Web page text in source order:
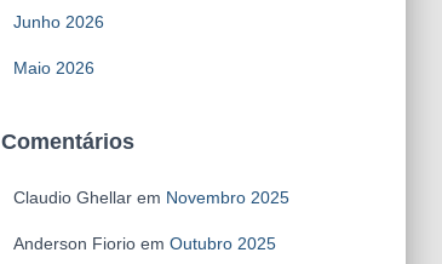
Junho 2026
Maio 2026
Comentários
Claudio Ghellarem Novembro 2025
Anderson Fiorioem Outubro 2025